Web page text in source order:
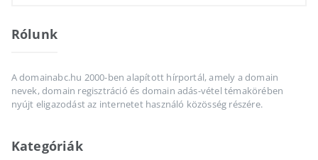
Rólunk
A domainabc.hu 2000-ben alapított hírportál, amely a domain
nevek, domain regisztráció és domain adás-vétel témakörében
nyújt eligazodást az internetet használó közösség részére.
Kategóriák